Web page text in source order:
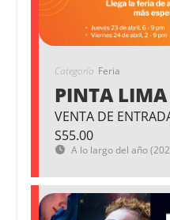
Categoría Feria
PINTA LIMA
VENTA DE
S55.00
A lo largo del año